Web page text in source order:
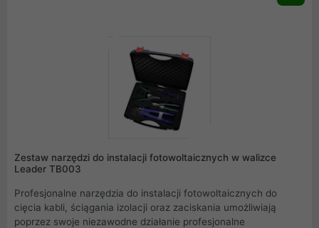
Zestaw narzędzi do instalacji fotowoltaicznych w walizce
Leader TB003
Profesjonalne narzędzia do instalacji fotowoltaicznych do
cięcia kabli, ściągania izolacji oraz zaciskania umożliwiają
poprzez swoje niezawodne działanie profesjonalne